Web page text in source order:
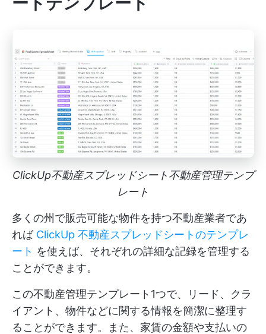
ClickUp不動産スプレッドシート不動産管理テンプ
レート
多くの州で販売可能な物件を持つ不動産業者であ
れば ClickUp 不動産スプレッドシートのテンプレ
ート を使えば、それぞれの詳細な記録を管理する
ことができます。
この不動産管理テンプレート1つで、リード、クラ
イアント、物件などに関する情報を簡潔に整理す
ることができます。また、家賃の金額や支払いの